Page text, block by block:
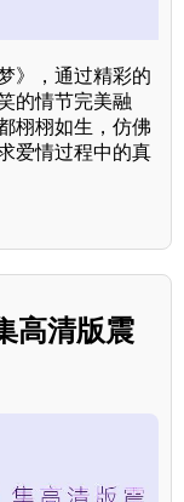
》，通过精彩的
的情节完美融
栩栩如生，仿佛
爱情过程中的真
高清版震